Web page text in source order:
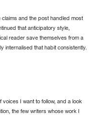
and the post handled most
that anticipatory style,
reader save themselves from a
internalised that habit consistently.
voices I want to follow, and a look
the few writers whose work I